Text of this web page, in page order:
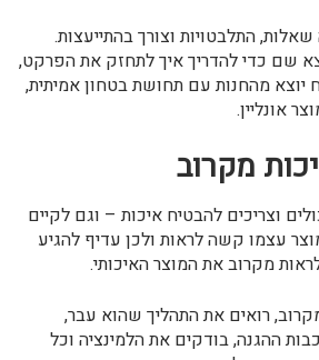
התלבטויות וצורך בהתייעצות.
שם כדי להדריך איך לתחזק את הפרקט,
יוצא מהחנות עם תחושת בטחון אמיתית,
אונליין.
מקרוב
וצריכים להבטיח איכות – וגם לקיים
עצמו קשה לראות ולכן עדיף להגיע
מקרוב את המוצר האיכותי.
רואים את התהליך שהוא עבר,
ההגנה, בודקים את הלמינציה וכל